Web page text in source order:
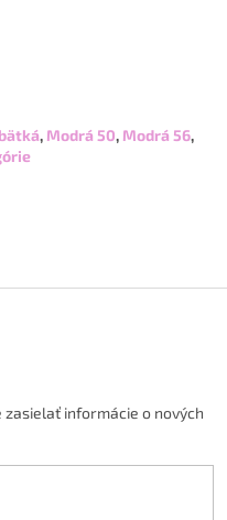
, Modrá 50, Modrá 56,
informácie o nových